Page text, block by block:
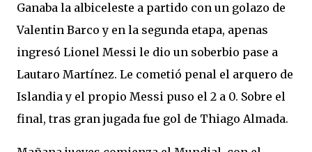
Ganaba la albiceleste a partido con un golazo de
Valentin Barco y en la segunda etapa, apenas
ingresó Lionel Messi le dio un soberbio pase a
Lautaro Martínez. Le cometió penal el arquero de
Islandia y el propio Messi puso el 2 a 0. Sobre el
final, tras gran jugada fue gol de Thiago Almada.